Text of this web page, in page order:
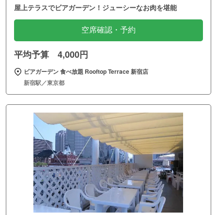
屋上テラスでビアガーデン！ジューシーなお肉を堪能
空席確認・予約
平均予算 4,000円
ビアガーデン 食べ放題 Rooftop Terrace 新宿店
新宿駅／東京都